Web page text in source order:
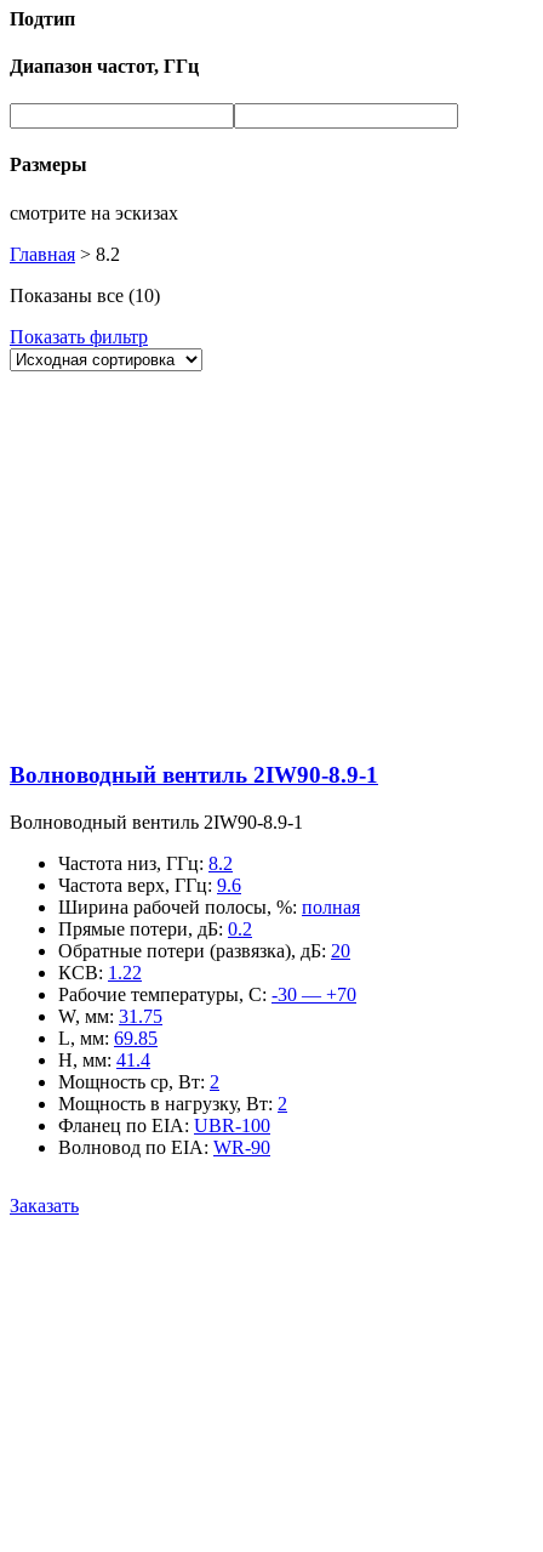
Подтип
Диапазон частот, ГГц
Размеры
смотрите на эскизах
Главная > 8.2
Показаны все (10)
Показать фильтр
Волноводный вентиль 2IW90-8.9-1
Волноводный вентиль 2IW90-8.9-1
Частота низ, ГГц: 8.2
Частота верх, ГГц: 9.6
Ширина рабочей полосы, %: полная
Прямые потери, дБ: 0.2
Обратные потери (развязка), дБ: 20
КСВ: 1.22
Рабочие температуры, С: -30 — +70
W, мм: 31.75
L, мм: 69.85
H, мм: 41.4
Мощность ср, Вт: 2
Мощность в нагрузку, Вт: 2
Фланец по EIA: UBR-100
Волновод по EIA: WR-90
Заказать